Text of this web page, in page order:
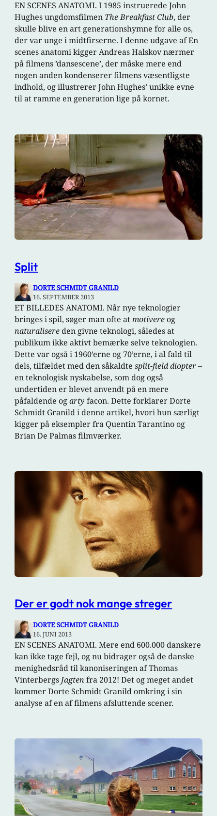
EN SCENES ANATOMI. I 1985 instruerede John
Hughes ungdomsfilmen The Breakfast Club, der
skulle blive en art generationshymne for alle os,
der var unge i midtfirserne. I denne udgave af En
scenes anatomi kigger Andreas Halskov nærmer
på filmens ’dansescene’, der måske mere end
nogen anden kondenserer filmens væsentligste
indhold, og illustrerer John Hughes’ unikke evne
til at ramme en generation lige på kornet.
Split
DORTE SCHMIDT GRANILD
16. SEPTEMBER 2013
ET BILLEDES ANATOMI. Når nye teknologier
bringes i spil, søger man ofte atmotivere og
naturalisere den givne teknologi, således at
publikum ikke aktivt bemærke selve teknologien.
Dette var også i 1960’erne og 70’erne, i al fald til
dels, tilfældet med den såkaldtesplit-field diopter–
en teknologisk nyskabelse, som dog også
undertiden er blevet anvendt på en mere
påfaldende ogarty facon. Dette forklarer Dorte
Schmidt Granild i denne artikel, hvori hun særligt
kigger på eksempler fra Quentin Tarantino og
Brian De Palmas filmværker.
Der er godt nok mange streger
DORTE SCHMIDT GRANILD
16. JUNI 2013
EN SCENES ANATOMI. Mere end 600.000 danskere
kan ikke tage fejl, og nu bidrager også de danske
menighedsråd til kanoniseringen af Thomas
Vinterbergs Jagtenfra 2012! Det og meget andet
kommer Dorte Schmidt Granild omkring i sin
analyse af en af filmens afsluttende scener.